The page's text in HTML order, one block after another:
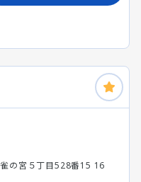
の宮５丁目528番15 16